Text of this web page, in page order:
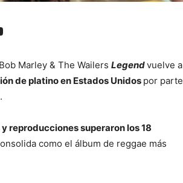
Marley & The Wailers Legendvuelve a
de platino en Estados Unidos por parte
reproducciones superaron los 18
como el álbum de reggae más